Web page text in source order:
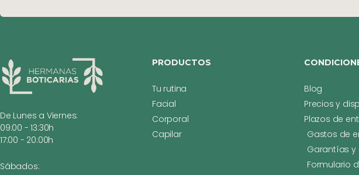
De Lunes a Viernes:
09:00 - 13:30h
17:00 - 20:00h
Sábados:
PRODUCTOS
Tu rutina
Facial
Corporal
Capilar
Blog
Precios y
Plazos de
Gastos de
Garantías y
Formulario